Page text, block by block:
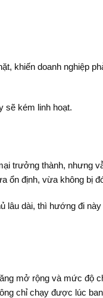
khiến doanh nghiệp
sẽ kém linh hoạt.
trưởng thành, nhưng
ổn định, vừa không bị
lâu dài, thì hướng đi
mở rộng và mức độ
chỉ chạy được lúc